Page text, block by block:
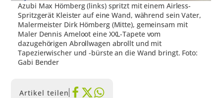
Azubi Max Hömberg (links) spritzt mit einem Airless-
Spritzgerät Kleister auf eine Wand, während sein Vater,
Malermeister Dirk Hömberg (Mitte), gemeinsam mit
Maler Dennis Ameloot eine XXL-Tapete vom
dazugehörigen Abrollwagen abrollt und mit
Tapezierwischer und -bürste an die Wand bringt. Foto:
Gabi Bender
Artikel teilen